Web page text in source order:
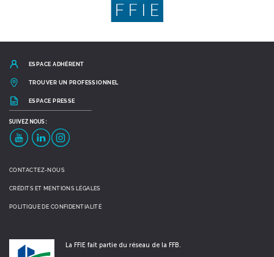
ESPACE ADHÉRENT
TROUVER UN PROFESSIONNEL
ESPACE PRESSE
SUIVEZ NOUS :
CONTACTEZ-NOUS
CRÉDITS ET MENTIONS LÉGALES
POLITIQUE DE CONFIDENTIALITÉ
La FFIE fait partie du réseau de la FFB.